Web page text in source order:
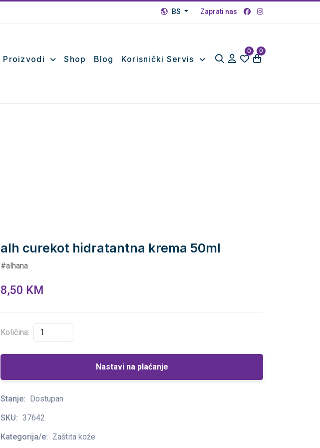
BS Zaprati nas
Proizvodi Shop Blog Korisnički Servis
0 0
alh curekot hidratantna krema 50ml
#alhana
8,50 KM
Količina:
Nastavi na plaćanje
Stanje: Dostupan
SKU: 37642
Kategorija/e: Zaštita kože